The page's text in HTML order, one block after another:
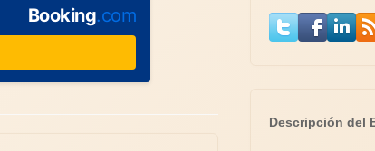
Booking.com
Descripción del